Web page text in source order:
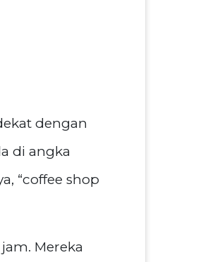
dengan
di angka
“coffee shop
Mereka